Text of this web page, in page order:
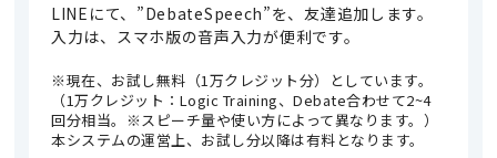
LINEにて、”DebateSpeech”を、友達追加します。
入力は、スマホ版の音声入力が便利です。
※現在、お試し無料（1万クレジット分）としています。
（1万クレジット：Logic Training、Debate合わせて2~4
回分相当。※スピーチ量や使い方によって異なります。）
本システムの運営上、お試し分以降は有料となります。